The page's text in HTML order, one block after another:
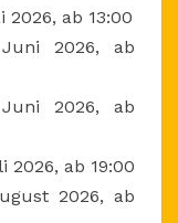
2026, ab 13:00
2026, ab
2026, ab
2026, ab 19:00
2026, ab